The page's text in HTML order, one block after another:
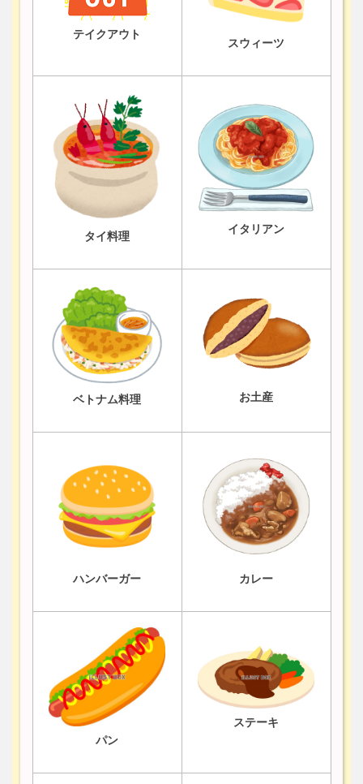
テイクアウト
スウィーツ
タイ料理
イタリアン
ベトナム料理 お土産
ハンバーガー カレー
パン
ステーキ